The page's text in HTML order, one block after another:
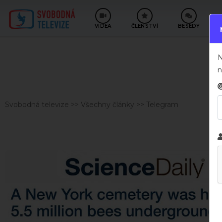
VIDEA ČLENSTVÍ BESEDY
Svobodná televize >> Všechny články >> Telegram